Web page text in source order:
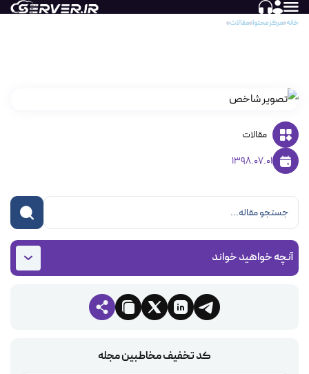
خانه مرکز محتوا مقالات
مقالات
1398.07.01
آنچه خواهید خواند
کد تخفیف مخاطبین مجله